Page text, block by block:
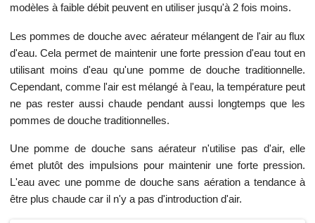
modèles à faible débit peuvent en utiliser jusqu'à 2 fois moins.
Les pommes de douche avec aérateur mélangent de l'air au flux
d'eau. Cela permet de maintenir une forte pression d'eau tout en
utilisant moins d'eau qu'une pomme de douche traditionnelle.
Cependant, comme l'air est mélangé à l'eau, la température peut
ne pas rester aussi chaude pendant aussi longtemps que les
pommes de douche traditionnelles.
Une pomme de douche sans aérateur n'utilise pas d'air, elle
émet plutôt des impulsions pour maintenir une forte pression.
L'eau avec une pomme de douche sans aération a tendance à
être plus chaude car il n'y a pas d'introduction d'air.